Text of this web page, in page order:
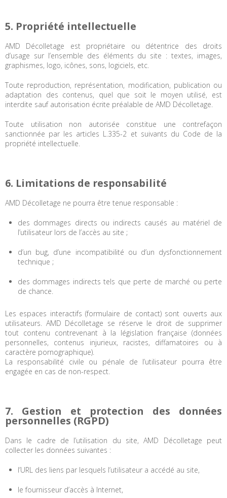
5. Propriété intellectuelle
AMD Décolletage est propriétaire ou détentrice des droits
d’usage sur l’ensemble des éléments du site : textes, images,
graphismes, logo, icônes, sons, logiciels, etc.
Toute reproduction, représentation, modification, publication ou
adaptation des contenus, quel que soit le moyen utilisé, est
interdite sauf autorisation écrite préalable de AMD Décolletage.
Toute utilisation non autorisée constitue une contrefaçon
sanctionnée par les articles L.335-2 et suivants du Code de la
propriété intellectuelle.
6. Limitations de responsabilité
AMD Décolletage ne pourra être tenue responsable :
des dommages directs ou indirects causés au matériel de
l’utilisateur lors de l’accès au site ;
d’un bug, d’une incompatibilité ou d’un dysfonctionnement
technique ;
des dommages indirects tels que perte de marché ou perte
de chance.
Les espaces interactifs (formulaire de contact) sont ouverts aux
utilisateurs. AMD Décolletage se réserve le droit de supprimer
tout contenu contrevenant à la législation française (données
personnelles, contenus injurieux, racistes, diffamatoires ou à
caractère pornographique).
La responsabilité civile ou pénale de l’utilisateur pourra être
engagée en cas de non-respect.
7. Gestion et protection des données
personnelles (RGPD)
Dans le cadre de l’utilisation du site, AMD Décolletage peut
collecter les données suivantes :
l’URL des liens par lesquels l’utilisateur a accédé au site,
le fournisseur d’accès à Internet,